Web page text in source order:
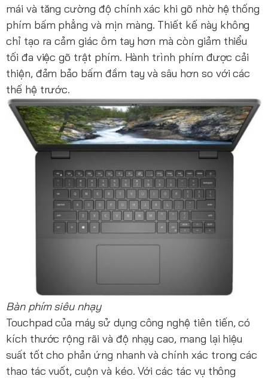
mái và tăng cường độ chính xác khi gõ nhờ hệ thống
phím bấm phẳng và mịn màng. Thiết kế này không
chỉ tạo ra cảm giác ôm tay hơn mà còn giảm thiểu
tối đa việc gõ trật phím. Hành trình phím được cải
thiện, đảm bảo bấm đầm tay và sâu hơn so với các
thế hệ trước.
Bàn phím siêu nhạy
Touchpad của máy sử dụng công nghệ tiên tiến, có
kích thước rộng rãi và độ nhạy cao, mang lại hiệu
suất tốt cho phản ứng nhanh và chính xác trong các
thao tác vuốt, cuộn và kéo. Với các tác vụ thông